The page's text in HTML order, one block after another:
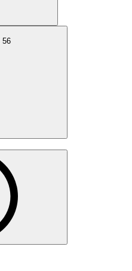
56